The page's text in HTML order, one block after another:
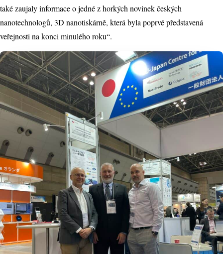
také zaujaly informace o jedné z horkých novinek českých
nanotechnologů, 3D nanotiskárně, která byla poprvé představená
veřejnosti na konci minulého roku“.